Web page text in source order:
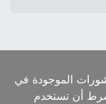
الموجودة في
أن تستخدم